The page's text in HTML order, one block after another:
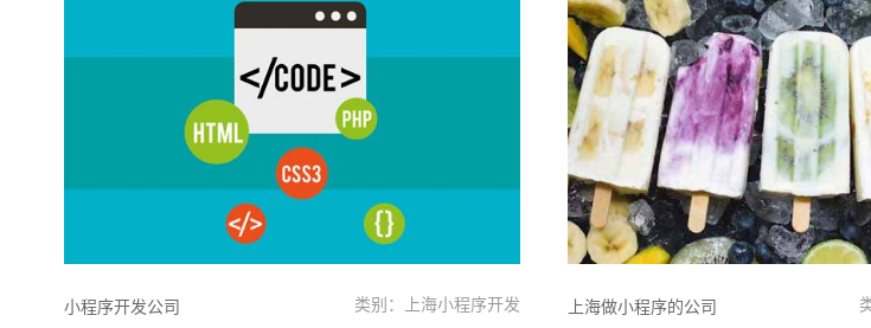
小程序开发公司 类别：上海小程序开发 上海做小程序的公司